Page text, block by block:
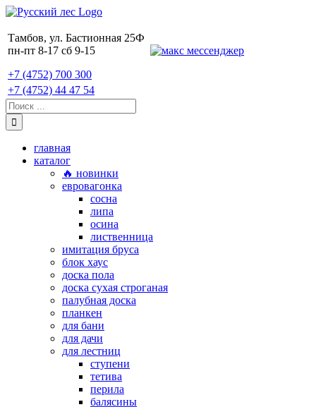
Skip
content
Тамбов, ул. Бастионная 25Ф
пн-пт 8-17 сб 9-15
+7 (4752) 700 300
+7 (4752) 44 47 54
Поиск:
главная
каталог
🔥 новинки
евровагонка
сосна
липа
осина
лиственница
имитация бруса
блок хаус
доска пола
доска сухая строганая
палубная доска
планкен
для бани
для дачи
для лестниц
ступени
тетива
перила
балясины